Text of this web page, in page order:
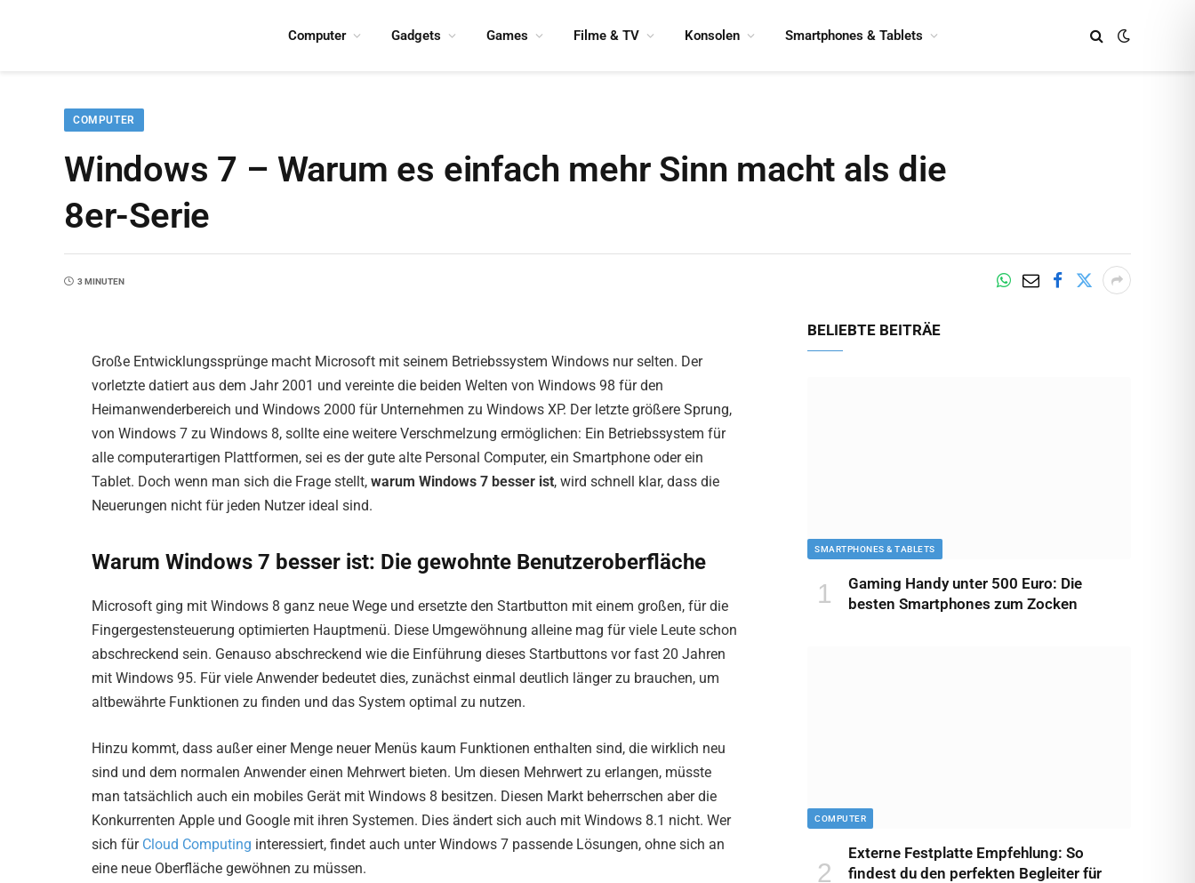
Computer Gadgets Games Filme & TV Konsolen Smartphones & Tablets
COMPUTER
Windows 7 – Warum es einfach mehr Sinn macht als die
8er-Serie
3 MINUTEN
Große Entwicklungssprünge macht Microsoft mit seinem Betriebssystem Windows nur selten. Der
vorletzte datiert aus dem Jahr 2001 und vereinte die beiden Welten von Windows 98 für den
Heimanwenderbereich und Windows 2000 für Unternehmen zu Windows XP. Der letzte größere Sprung,
von Windows 7 zu Windows 8, sollte eine weitere Verschmelzung ermöglichen: Ein Betriebssystem für
alle computerartigen Plattformen, sei es der gute alte Personal Computer, ein Smartphone oder ein
Tablet. Doch wenn man sich die Frage stellt, warum Windows 7 besser ist, wird schnell klar, dass die
Neuerungen nicht für jeden Nutzer ideal sind.
Warum Windows 7 besser ist: Die gewohnte Benutzeroberfläche
Microsoft ging mit Windows 8 ganz neue Wege und ersetzte den Startbutton mit einem großen, für die
Fingergestensteuerung optimierten Hauptmenü. Diese Umgewöhnung alleine mag für viele Leute schon
abschreckend sein. Genauso abschreckend wie die Einführung dieses Startbuttons vor fast 20 Jahren
mit Windows 95. Für viele Anwender bedeutet dies, zunächst einmal deutlich länger zu brauchen, um
altbewährte Funktionen zu finden und das System optimal zu nutzen.
Hinzu kommt, dass außer einer Menge neuer Menüs kaum Funktionen enthalten sind, die wirklich neu
sind und dem normalen Anwender einen Mehrwert bieten. Um diesen Mehrwert zu erlangen, müsste
man tatsächlich auch ein mobiles Gerät mit Windows 8 besitzen. Diesen Markt beherrschen aber die
Konkurrenten Apple und Google mit ihren Systemen. Dies ändert sich auch mit Windows 8.1 nicht. Wer
sich für Cloud Computing interessiert, findet auch unter Windows 7 passende Lösungen, ohne sich an
eine neue Oberfläche gewöhnen zu müssen.
BELIEBTE BEITRÄE
SMARTPHONES & TABLETS
Gaming Handy unter 500 Euro: Die
besten Smartphones zum Zocken
COMPUTER
Externe Festplatte Empfehlung: So
findest du den perfekten Begleiter für